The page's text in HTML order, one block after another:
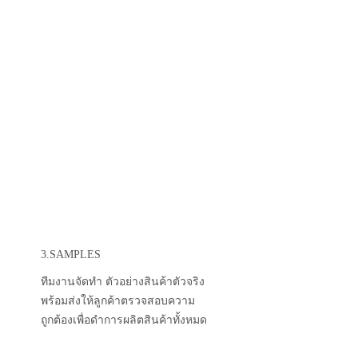
3.SAMPLES
ทีมงานจัดทำ ตัวอย่างสินค้าตัวจริง
พร้อมส่งให้ลูกค้าตรวจสอบความ
ถูกต้องเพื่อดำการผลิตสินค้าทั้งหมด